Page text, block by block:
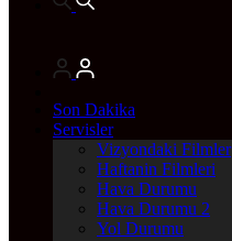
Son Dakika
Servisler
Vizyondaki Filmler
Haftanin Filmleri
Hava Durumu
Hava Durumu 2
Yol Durumu